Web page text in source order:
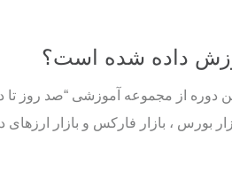
داده شده است؟
دوره از مجموعه آموزشی “صد روز
بورس ، بازار فارکس و بازار